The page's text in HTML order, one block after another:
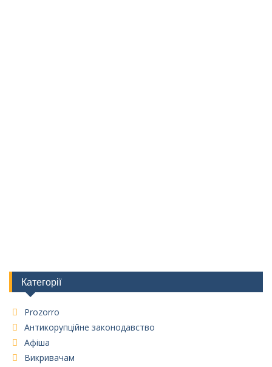
Категорії
Prozorro
Антикорупційне законодавство
Афіша
Викривачам